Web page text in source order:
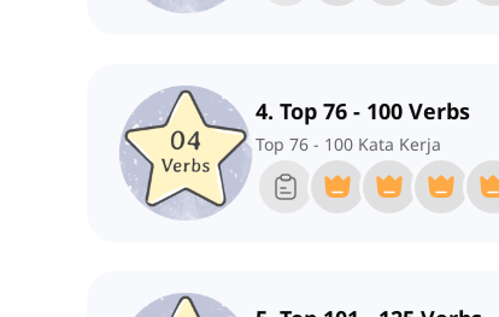
4. Top 76 - 100 Verbs
Top 76 - 100 Kata Kerja